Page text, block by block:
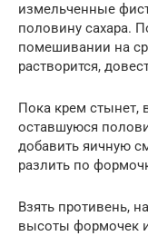
измельченные
половину сахара.
помешивании на
растворится,
Пока крем стынет,
оставшуюся
добавить яичную
разлить по
Взять противень,
высоты формочек